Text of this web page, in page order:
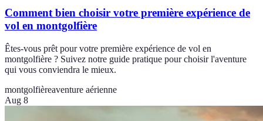
Comment bien choisir votre première expérience de
vol en montgolfière
Êtes-vous prêt pour votre première expérience de vol en
montgolfière ? Suivez notre guide pratique pour choisir l'aventure
qui vous conviendra le mieux.
montgolfièreaventure aérienne
Aug 8